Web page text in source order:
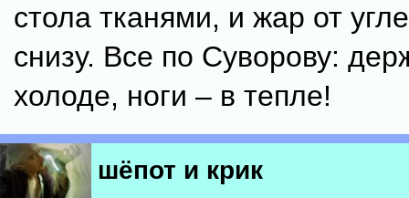
стола тканями, и жар от
снизу. Все по Суворову:
холоде, ноги – в тепле!
шёпот и крик